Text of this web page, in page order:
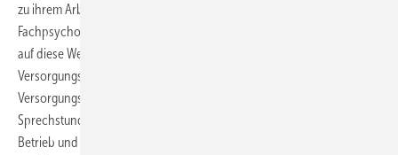
zu ihrem Arbeitsplatz die Gelegenheit zu einem Erstkontakt mit einem
Fachpsychotherapeuten, wodurch aus der Holschuld der Betroffenen
auf diese Weise eine Bringschuld des medizinisch-therapeutischen
Versorgungssystems gemacht wird, um den oben aufgeführten
Versorgungshindernissen entgegenzuwirken. In der Regel liegt dieser
Sprechstunde eine Kooperationsvereinbarung zwischen einem
Betrieb und einem Leistungserbringer zugrunde. Bei Letzterem kann